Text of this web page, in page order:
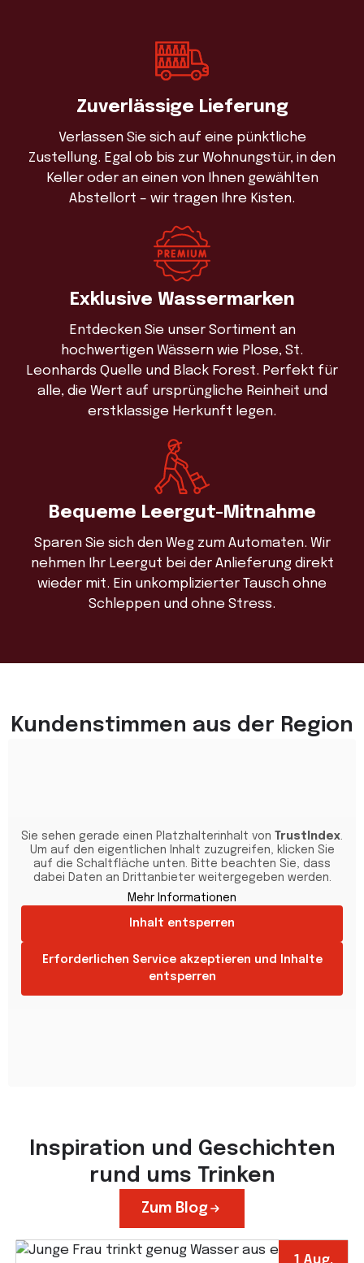
Zuverlässige Lieferung
Verlassen Sie sich auf eine pünktliche
Zustellung. Egal ob bis zur Wohnungstür, in den
Keller oder an einen von Ihnen gewählten
Abstellort – wir tragen Ihre Kisten.
Exklusive Wassermarken
Entdecken Sie unser Sortiment an
hochwertigen Wässern wie Plose, St.
Leonhards Quelle und Black Forest. Perfekt für
alle, die Wert auf ursprüngliche Reinheit und
erstklassige Herkunft legen.
Bequeme Leergut-Mitnahme
Sparen Sie sich den Weg zum Automaten. Wir
nehmen Ihr Leergut bei der Anlieferung direkt
wieder mit. Ein unkomplizierter Tausch ohne
Schleppen und ohne Stress.
Kundenstimmen aus der Region
Sie sehen gerade einen Platzhalterinhalt von TrustIndex.
Um auf den eigentlichen Inhalt zuzugreifen, klicken Sie
auf die Schaltfläche unten. Bitte beachten Sie, dass
dabei Daten an Drittanbieter weitergegeben werden.
Mehr Informationen
Inhalt entsperren
Erforderlichen Service akzeptieren und Inhalte
entsperren
Zum Blog
Inspiration und Geschichten
rund ums Trinken